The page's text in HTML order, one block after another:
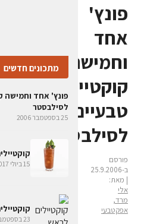
פונץ'
אחד
וחמישה
קוקטיילים
טבעיים
לסילבסטר
פורסם
ב-25.9.2006
| מאת:
אלי
מרד,
אפקטבעי
מתכונים חדשים
פונץ' אחד וחמישה
לסילבסטר
25 בספטמבר 2006
15 ביולי 2017
23 בספטמבר 2008